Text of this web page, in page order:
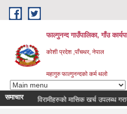
Skip to main content
फाल्गुनन्द गाउँपालिका, गाँउ
कोशी प्रदेश ,पाँचथर, नेपाल
महागुरु फाल्गुनन्दको कर्म थलो
समाचार
रोगका विरामीहरुको मासिक खर्च उपलब्ध